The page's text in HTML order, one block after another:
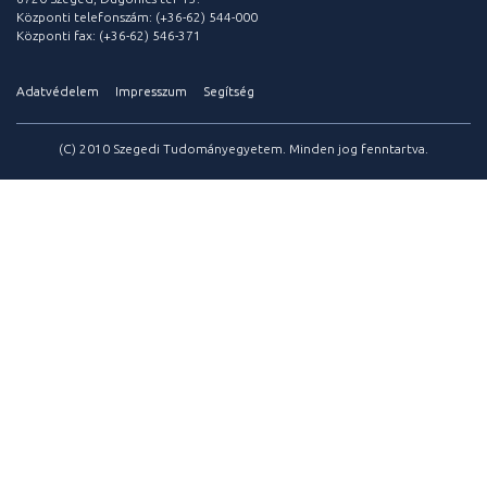
Központi telefonszám: (+36-62) 544-000
Központi fax: (+36-62) 546-371
Adatvédelem Impresszum Segítség
(C) 2010 Szegedi Tudományegyetem. Minden jog fenntartva.